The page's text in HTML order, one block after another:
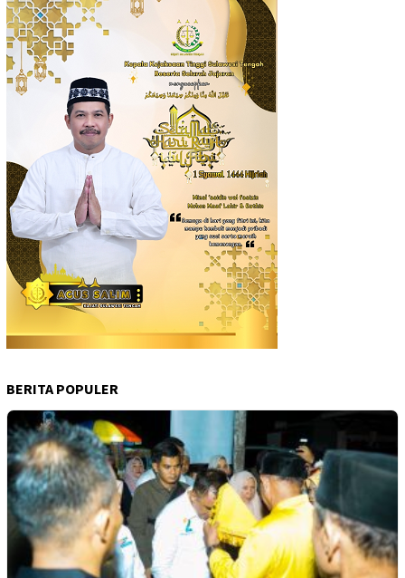
BERITA POPULER